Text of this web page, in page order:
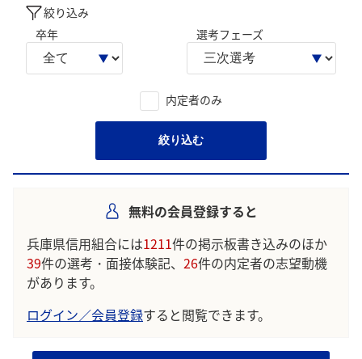
絞り込み
卒年
選考フェーズ
内定者のみ
絞り込む
無料の会員登録すると
兵庫県信用組合には1211件の掲示板書き込みのほか
39件の選考・面接体験記、 26件の内定者の志望動機
があります。
ログイン／会員登録すると閲覧できます。